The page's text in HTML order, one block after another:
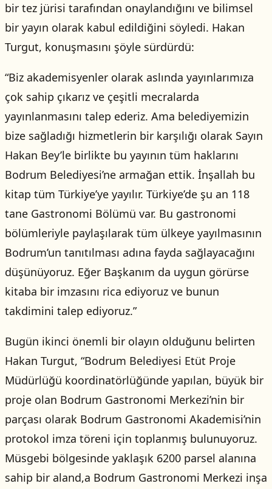
bir tez jürisi tarafından onaylandığını ve bilimsel
bir yayın olarak kabul edildiğini söyledi. Hakan
Turgut, konuşmasını şöyle sürdürdü:
“Biz akademisyenler olarak aslında yayınlarımıza
çok sahip çıkarız ve çeşitli mecralarda
yayınlanmasını talep ederiz. Ama belediyemizin
bize sağladığı hizmetlerin bir karşılığı olarak Sayın
Hakan Bey’le birlikte bu yayının tüm haklarını
Bodrum Belediyesi’ne armağan ettik. İnşallah bu
kitap tüm Türkiye’ye yayılır. Türkiye’de şu an 118
tane Gastronomi Bölümü var. Bu gastronomi
bölümleriyle paylaşılarak tüm ülkeye yayılmasının
Bodrum’un tanıtılması adına fayda sağlayacağını
düşünüyoruz. Eğer Başkanım da uygun görürse
kitaba bir imzasını rica ediyoruz ve bunun
takdimini talep ediyoruz.”
Bugün ikinci önemli bir olayın olduğunu belirten
Hakan Turgut, “Bodrum Belediyesi Etüt Proje
Müdürlüğü koordinatörlüğünde yapılan, büyük bir
proje olan Bodrum Gastronomi Merkezi’nin bir
parçası olarak Bodrum Gastronomi Akademisi’nin
protokol imza töreni için toplanmış bulunuyoruz.
Müsgebi bölgesinde yaklaşık 6200 parsel alanına
sahip bir aland,a Bodrum Gastronomi Merkezi inşa